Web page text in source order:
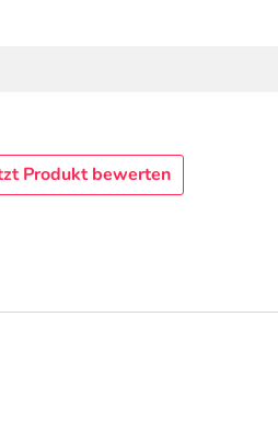
Produkt bewerten